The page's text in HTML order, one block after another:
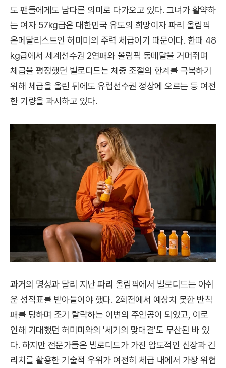
도 팬들에게도 남다른 의미로 다가오고 있다. 그녀가 활약하
는 여자 57kg급은 대한민국 유도의 희망이자 파리 올림픽
은메달리스트인 허미미의 주력 체급이기 때문이다. 한때 48
kg급에서 세계선수권 2연패와 올림픽 동메달을 거머쥐며
체급을 평정했던 빌로디드는 체중 조절의 한계를 극복하기
위해 체급을 올린 뒤에도 유럽선수권 정상에 오르는 등 여전
한 기량을 과시하고 있다.
과거의 명성과 달리 지난 파리 올림픽에서 빌로디드는 아쉬
운 성적표를 받아들어야 했다. 2회전에서 예상치 못한 반칙
패를 당하며 조기 탈락하는 이변의 주인공이 되었고, 이로
인해 기대했던 허미미와의 '세기의 맞대결'도 무산된 바 있
다. 하지만 전문가들은 빌로디드가 가진 압도적인 신장과 긴
리치를 활용한 기술적 우위가 여전히 체급 내에서 가장 위협